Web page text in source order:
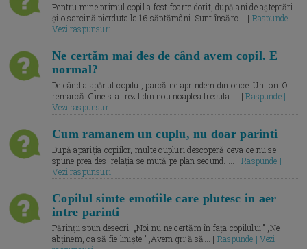
Pentru mine primul copil a fost foarte dorit, după ani de așteptări
și o sarcină pierduta la 16 săptămâni. Sunt însărc... | Raspunde |
Vezi raspunsuri
Ne certăm mai des de când avem copil. E
normal?
De când a apărut copilul, parcă ne aprindem din orice. Un ton. O
remarcă. Cine s-a trezit din nou noaptea trecuta.... |Raspunde |
Vezi raspunsuri
Cum ramanem un cuplu, nu doar parinti
După apariția copiilor, multe cupluri descoperă ceva ce nu se
spune prea des: relația se mută pe plan secund. ... |Raspunde |
Vezi raspunsuri
Copilul simte emotiile care plutesc in aer
intre parinti
Părinții spun deseori: „Noi nu ne certăm în fața copilului.” „Ne
abținem, ca să fie liniște.” „Avem grijă să... | Raspunde | Vezi